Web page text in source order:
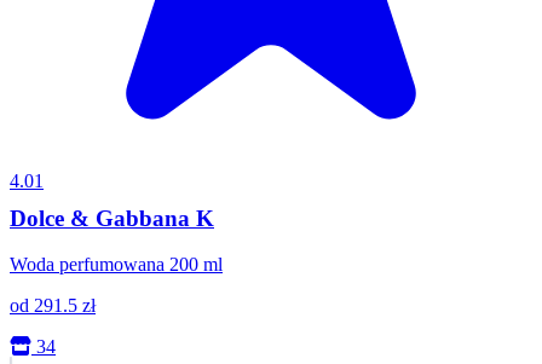
4.01
Dolce & Gabbana K
Woda perfumowana 200 ml
od 291.5 zł
34